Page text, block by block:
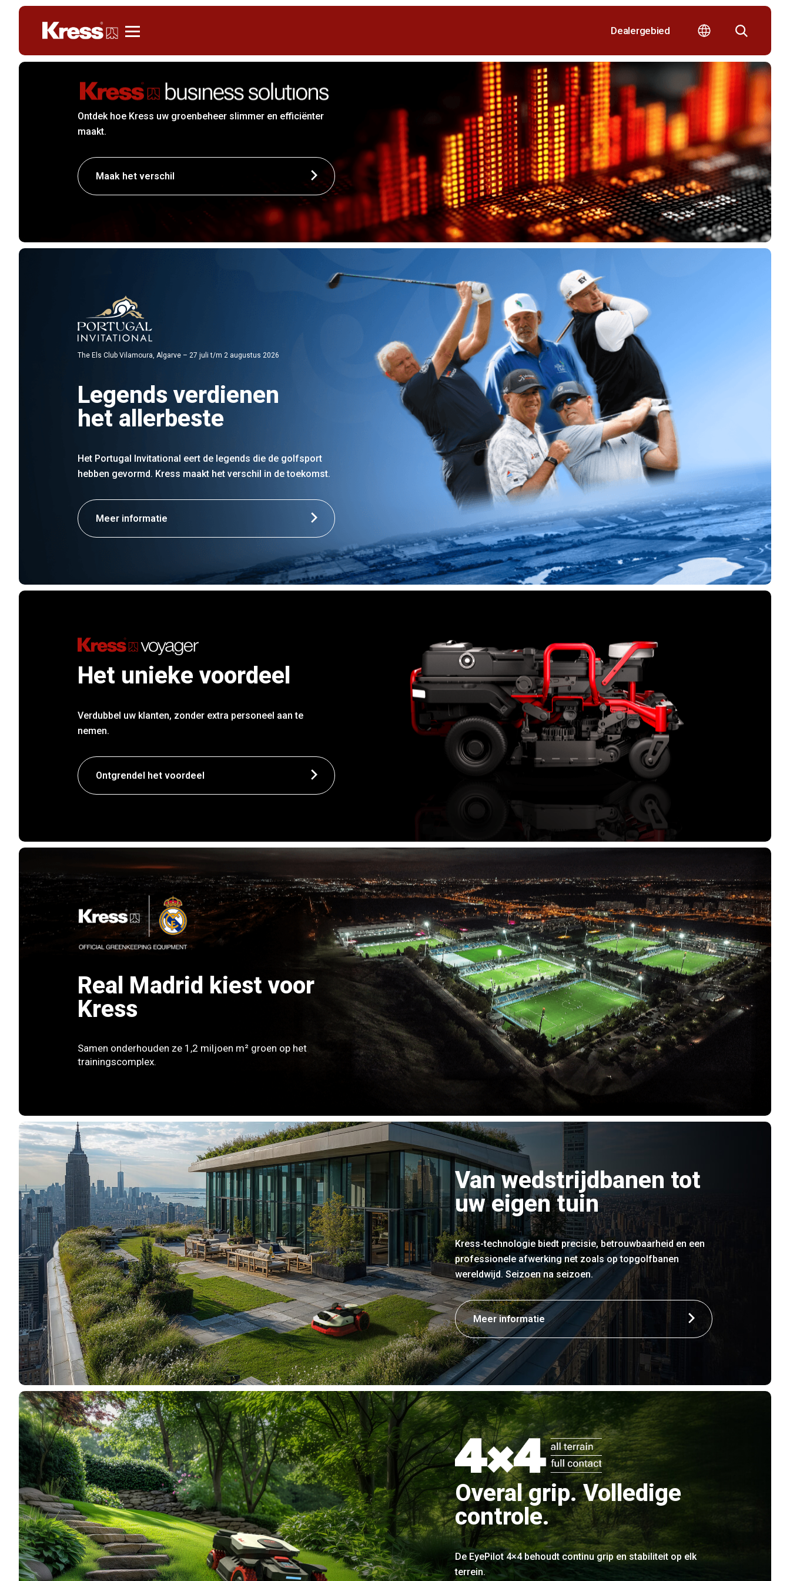
Dealergebied
Ontdek hoe Kress uw groenbeheer slimmer en efficiënter
maakt.
Maak het verschil
The Els Club Vilamoura, Algarve – 27 juli t/m 2 augustus 2026
Legends verdienen
het allerbeste
Het Portugal Invitational eert de legends die de golfsport
hebben gevormd. Kress maakt het verschil in de toekomst.
Meer informatie
Het unieke voordeel
Verdubbel uw klanten, zonder extra personeel aan te
nemen.
Ontgrendel het voordeel
Real Madrid kiest voor
Kress
Samen onderhouden ze 1,2 miljoen m² groen op het
trainingscomplex.
Van wedstrijdbanen tot
uw eigen tuin
Kress-technologie biedt precisie, betrouwbaarheid en een
professionele afwerking net zoals op topgolfbanen
wereldwijd. Seizoen na seizoen.
Meer informatie
Overal grip. Volledige
controle.
De EyePilot 4×4 behoudt continu grip en stabiliteit op elk
terrein.